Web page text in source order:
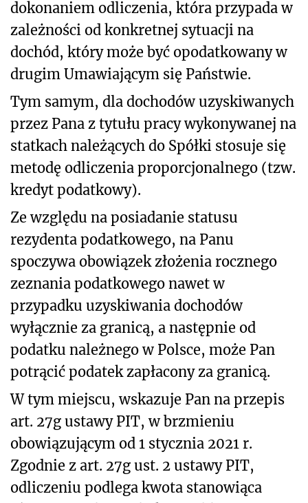
dokonaniem odliczenia, która przypada w
zależności od konkretnej sytuacji na
dochód, który może być opodatkowany w
drugim Umawiającym się Państwie.
Tym samym, dla dochodów uzyskiwanych
przez Pana z tytułu pracy wykonywanej na
statkach należących do Spółki stosuje się
metodę odliczenia proporcjonalnego (tzw.
kredyt podatkowy).
Ze względu na posiadanie statusu
rezydenta podatkowego, na Panu
spoczywa obowiązek złożenia rocznego
zeznania podatkowego nawet w
przypadku uzyskiwania dochodów
wyłącznie za granicą, a następnie od
podatku należnego w Polsce, może Pan
potrącić podatek zapłacony za granicą.
W tym miejscu, wskazuje Pan na przepis
art. 27g ustawy PIT, w brzmieniu
obowiązującym od 1 stycznia 2021 r.
Zgodnie z art. 27g ust. 2 ustawy PIT,
odliczeniu podlega kwota stanowiąca